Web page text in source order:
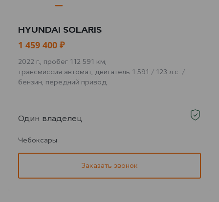
HYUNDAI SOLARIS
1 459 400 ₽
2022 г., пробег 112 591 км,
трансмиссия автомат, двигатель 1 591 / 123 л.с. /
бензин, передний привод
Один владелец
Чебоксары
Заказать звонок